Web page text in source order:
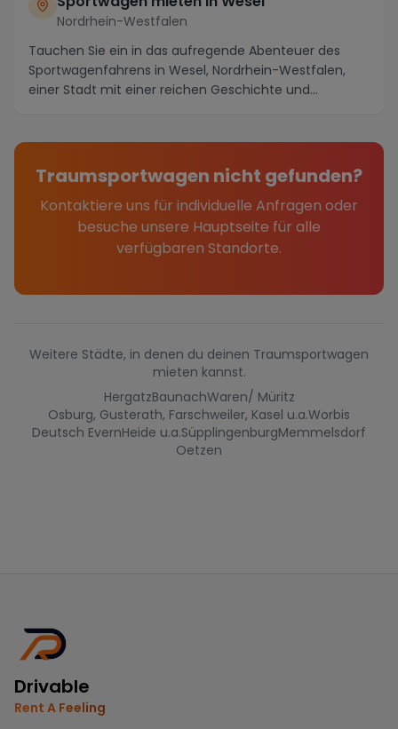
Nordrhein-Westfalen
Tauchen Sie ein in das aufregende Abenteuer des
Sportwagenfahrens in Wesel, Nordrhein-Westfalen,
einer Stadt mit einer reichen Geschichte und
Traumsportwagen nicht gefunden?
Kontaktiere uns für individuelle Anfragen oder
besuche unsere Hauptseite für alle
verfügbaren Standorte.
Weitere Städte, in denen du deinen Traumsportwagen
mieten kannst.
HergatzBaunachWaren/ Müritz
Osburg, Gusterath, Farschweiler, Kasel u.a.Worbis
Deutsch EvernHeide u.a.SüpplingenburgMemmelsdorf
Oetzen
Drivable
Rent A Feeling